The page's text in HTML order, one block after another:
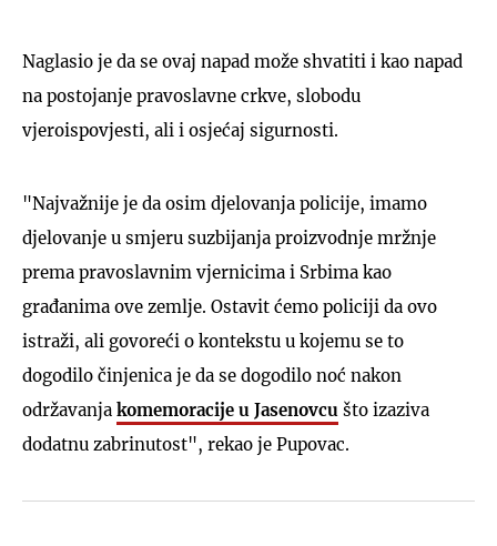
Naglasio je da se ovaj napad može shvatiti i kao napad
na postojanje pravoslavne crkve, slobodu
vjeroispovjesti, ali i osjećaj sigurnosti.
"Najvažnije je da osim djelovanja policije, imamo
djelovanje u smjeru suzbijanja proizvodnje mržnje
prema pravoslavnim vjernicima i Srbima kao
građanima ove zemlje. Ostavit ćemo policiji da ovo
istraži, ali govoreći o kontekstu u kojemu se to
dogodilo činjenica je da se dogodilo noć nakon
održavanja komemoracije u Jasenovcu što izaziva
dodatnu zabrinutost", rekao je Pupovac.